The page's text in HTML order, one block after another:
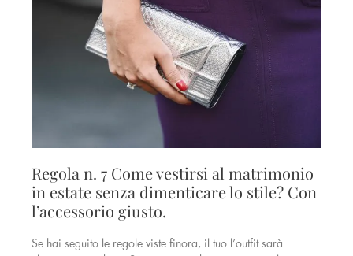
Regola n. 7 Come vestirsi al matrimonio
in estate senza dimenticare lo stile? Con
l’accessorio giusto.
Se hai seguito le regole viste finora, il tuo l’outfit sarà